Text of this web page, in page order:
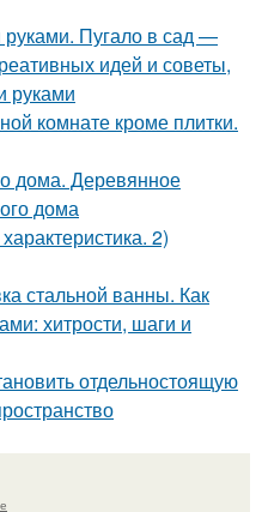
руками. Пугало в сад —
идей и советы,
руками
комнате кроме плитки.
дома. Деревянное
дома
2)
стальной ванны. Как
хитрости, шаги и
отдельностоящую